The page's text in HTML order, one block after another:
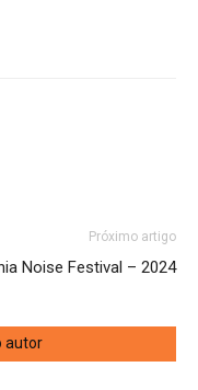
Próximo artigo
Noise Festival – 2024
autor